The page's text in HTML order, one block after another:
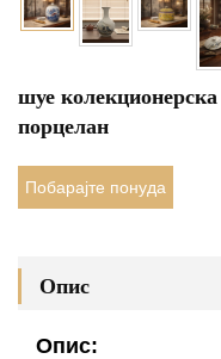
шуе
порцелан
Побарајте понуда
Опис
Опис: